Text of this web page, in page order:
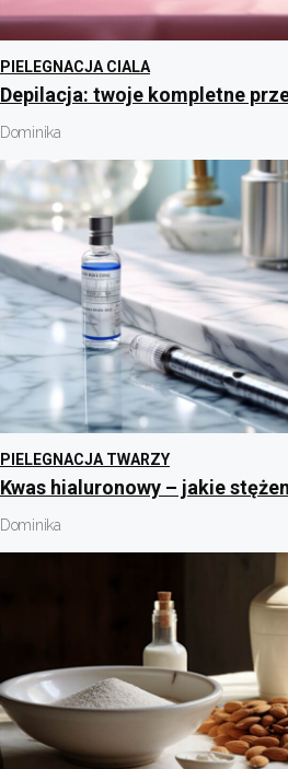
PIELEGNACJA CIALA
Depilacja: twoje kompletne
Dominika
PIELEGNACJA TWARZY
Kwas hialuronowy – jakie
Dominika